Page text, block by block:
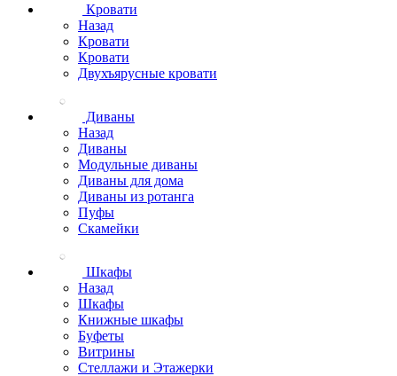
Кровати
Назад
Кровати
Кровати
Двухъярусные кровати
Диваны
Назад
Диваны
Модульные диваны
Диваны для дома
Диваны из ротанга
Пуфы
Скамейки
Шкафы
Назад
Шкафы
Книжные шкафы
Буфеты
Витрины
Стеллажи и Этажерки